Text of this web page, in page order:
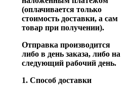
(оплачивается только
стоимость доставки, а сам
товар при получении).
Отправка производится
либо в день заказа, либо на
следующий рабочий день.
1. Способ доставки